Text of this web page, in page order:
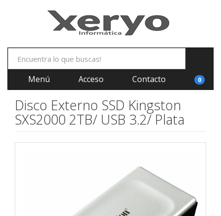
Menú Acceso Contacto 0
Disco Externo SSD Kingston
SXS2000 2TB/ USB 3.2/ Plata